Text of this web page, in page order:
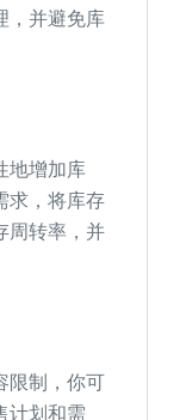
，并避免库
地增加库
求，将库存
周转率，并
限制，你可
计划和需